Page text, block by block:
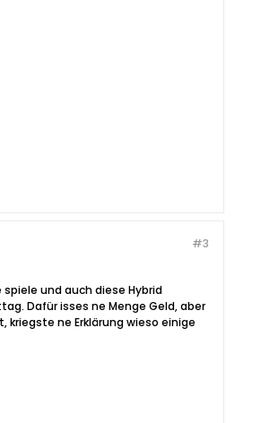
#3
und auch diese Hybrid
Dafür isses ne Menge Geld, aber
ne Erklärung wieso einige